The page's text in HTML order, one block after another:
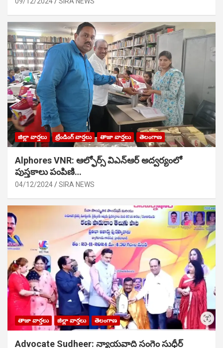
జిల్లా వార్తలు ట్రేండింగ్ వార్తలు తాజా వార్తలు తెలంగాణ
Alphores VNR: ఆల్ఫోర్స్ విఎన్ఆర్ అద్వర్యంలో
పుస్తకాలు పంపిణి…
04/12/2024 SIRA NEWS
తాజా వార్తలు జిల్లా వార్తలు తెలంగాణ
Advocate Sudheer: న్యాయవాది సంగెం సుధీర్